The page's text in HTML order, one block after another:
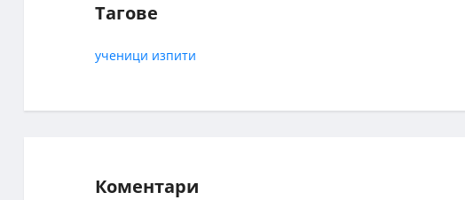
Тагове
ученици изпити
Коментари